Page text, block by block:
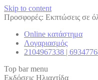
Skip to content
Προσφορές: Εκπτώσεις σε
Online κατάστημα
Λογαριασμός
2104967338 |
Top bar menu
Εκδόσεις Ηλιαχτίδα